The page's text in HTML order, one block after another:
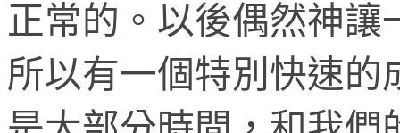
正常的。以後偶然神
所以有一個特別快速的